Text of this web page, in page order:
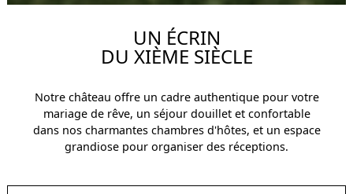
UN ÉCRIN
DU XIÈME SIÈCLE
Notre château offre un cadre authentique pour votre
mariage de rêve, un séjour douillet et confortable
dans nos charmantes chambres d'hôtes, et un espace
grandiose pour organiser des réceptions.